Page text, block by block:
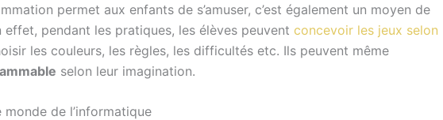
permet aux enfants de s’amuser, c’est également un moyen de
pendant les pratiques, les élèves peuvent concevoir les jeux selon
les couleurs, les règles, les difficultés etc. Ils peuvent même
selon leur imagination.
de l’informatique